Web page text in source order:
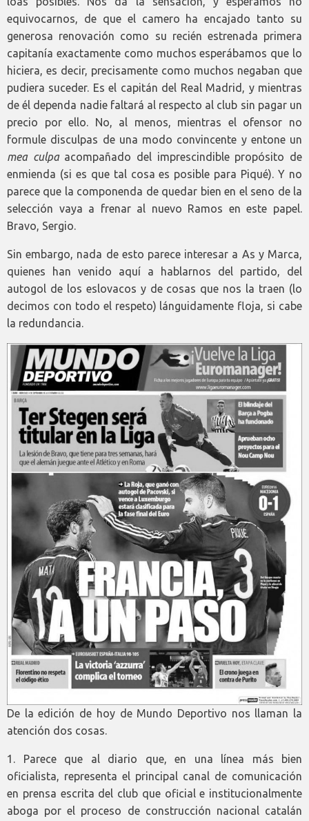
equivocarnos, de que el camero ha encajado tanto su
generosa renovación como su recién estrenada primera
capitanía exactamente como muchos esperábamos que lo
hiciera, es decir, precisamente como muchos negaban que
pudiera suceder. Es el capitán del Real Madrid, y mientras
de él dependa nadie faltará al respecto al club sin pagar un
precio por ello. No, al menos, mientras el ofensor no
formule disculpas de una modo convincente y entone un
mea culpaacompañado del imprescindible propósito de
enmienda (si es que tal cosa es posible para Piqué). Y no
parece que la componenda de quedar bien en el seno de la
selección vaya a frenar al nuevo Ramos en este papel.
Bravo, Sergio.
Sin embargo, nada de esto parece interesar a As y Marca,
quienes han venido aquí a hablarnos del partido, del
autogol de los eslovacos y de cosas que nos la traen (lo
decimos con todo el respeto) lánguidamente floja, si cabe
la redundancia.
De la edición de hoy de Mundo Deportivo nos llaman la
atención dos cosas.
1. Parece que al diario que, en una línea más bien
oficialista, representa el principal canal de comunicación
en prensa escrita del club que oficial e institucionalmente
aboga por el proceso de construcción nacional catalán